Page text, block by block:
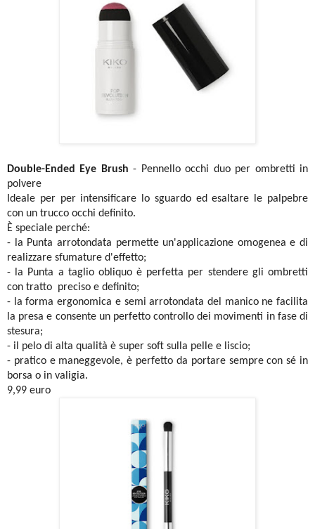
Double-Ended Eye Brush- Pennello occhi duo per ombretti in
polvere
Ideale per per intensificare lo sguardo ed esaltare le palpebre
con un trucco occhi definito.
È speciale perché:
- la Punta arrotondata permette un'applicazione omogenea e di
realizzare sfumature d'effetto;
- la Punta a taglio obliquo è perfetta per stendere gli ombretti
con tratto preciso e definito;
- la forma ergonomica e semi arrotondata del manico ne facilita
la presa e consente un perfetto controllo dei movimenti in fase di
stesura;
- il pelo di alta qualità è super soft sulla pelle e liscio;
- pratico e maneggevole, è perfetto da portare sempre con sé in
borsa o in valigia.
9,99 euro